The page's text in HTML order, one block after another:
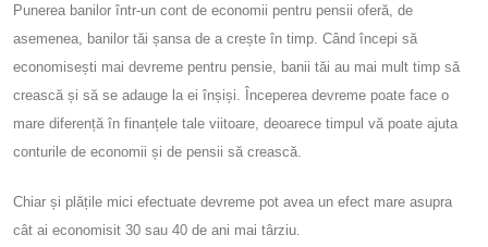
Punerea banilor într-un cont de economii pentru pensii oferă, de
asemenea, banilor tăi șansa de a crește în timp. Când începi să
economisești mai devreme pentru pensie, banii tăi au mai mult timp să
crească și să se adauge la ei înșiși. Începerea devreme poate face o
mare diferență în finanțele tale viitoare, deoarece timpul vă poate ajuta
conturile de economii și de pensii să crească.
Chiar și plățile mici efectuate devreme pot avea un efect mare asupra
cât ai economisit 30 sau 40 de ani mai târziu.